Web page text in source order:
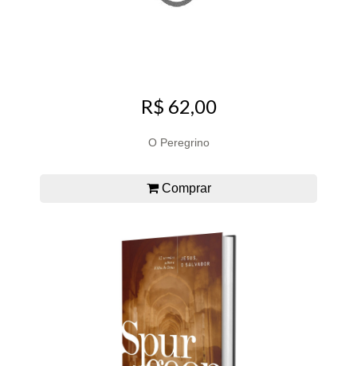
R$ 62,00
O Peregrino
Comprar